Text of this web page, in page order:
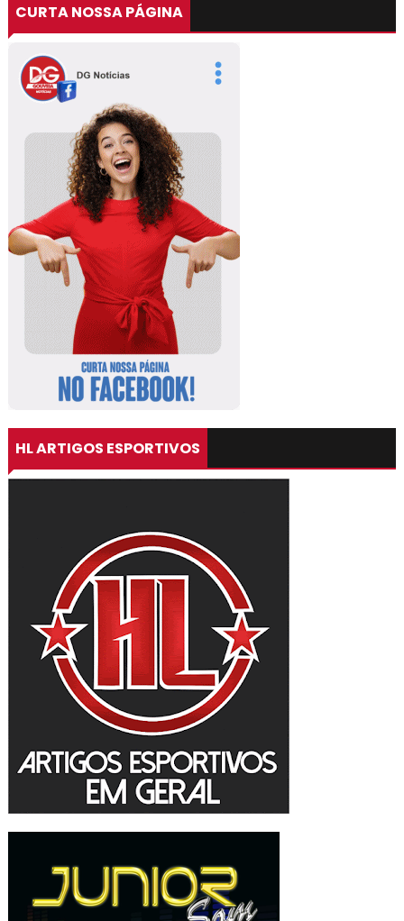
CURTA NOSSA PÁGINA
HL ARTIGOS ESPORTIVOS